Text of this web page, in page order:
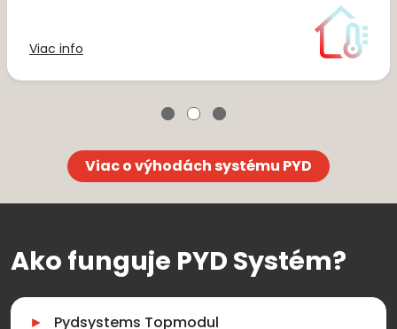
Viac o výhodách systému PYD
Ako funguje PYD Systém?
Pydsystems Topmodul